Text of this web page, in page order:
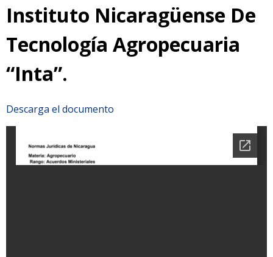
Instituto Nicaragüense De
Tecnología Agropecuaria
“Inta”.
Descarga el documento